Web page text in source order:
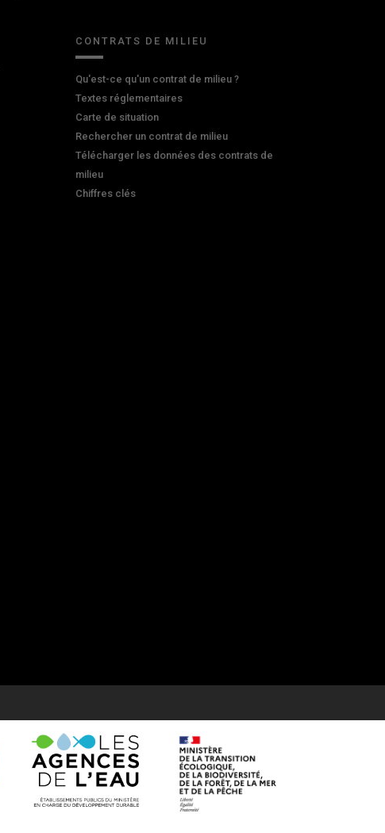
CONTRATS DE MILIEU
Qu'est-ce qu'un contrat de milieu ?
Textes réglementaires
Carte de situation
Rechercher un contrat de milieu
Télécharger les données des contrats de
milieu
Chiffres clés